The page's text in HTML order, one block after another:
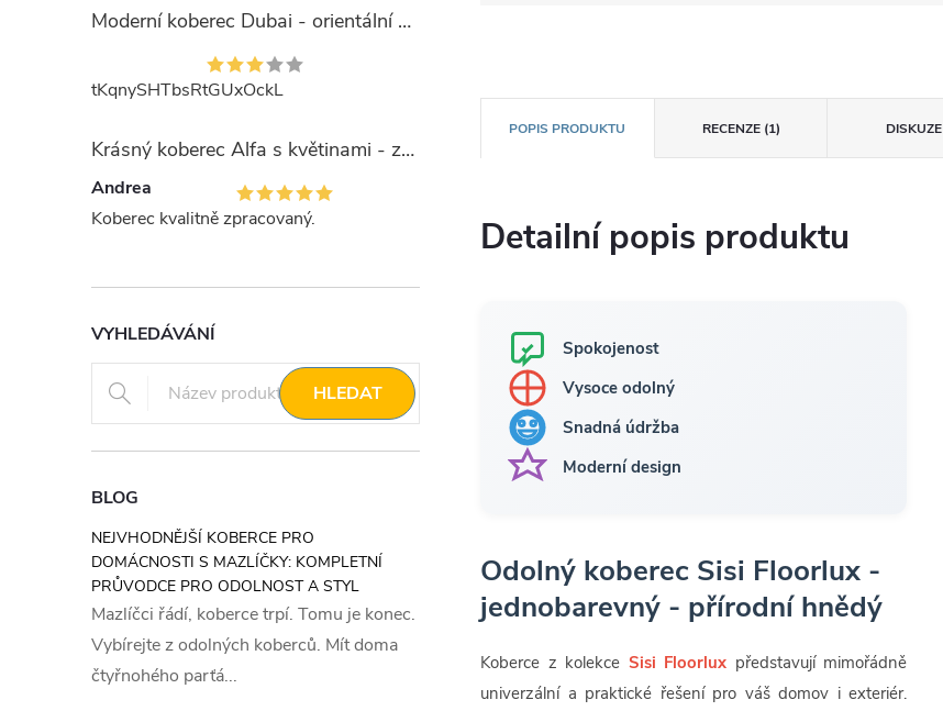
Moderní koberec Dubai - orientální 6 - červený
tKqnySHTbsRtGUxOckL
Krásný koberec Alfa s květinami - zelený
Andrea
Koberec kvalitně zpracovaný.
VYHLEDÁVÁNÍ
HLEDAT
BLOG
NEJVHODNĚJŠÍ KOBERCE PRO
DOMÁCNOSTI S MAZLÍČKY: KOMPLETNÍ
PRŮVODCE PRO ODOLNOST A STYL
Mazlíčci řádí, koberce trpí. Tomu je konec.
Vybírejte z odolných koberců. Mít doma
čtyřnohého parťá...
POPIS PRODUKTU RECENZE (1) DISKUZE
Detailní popis produktu
Spokojenost
Vysoce odolný
Snadná údržba
Moderní design
Odolný koberec Sisi Floorlux -
jednobarevný - přírodní hnědý
Koberce z kolekce Sisi Floorlux představují mimořádně
univerzální a praktické řešení pro váš domov i exteriér.